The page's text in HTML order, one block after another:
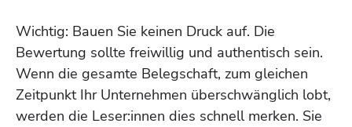
Wichtig: Bauen Sie keinen Druck auf. Die
Bewertung sollte freiwillig und authentisch sein.
Wenn die gesamte Belegschaft, zum gleichen
Zeitpunkt Ihr Unternehmen überschwänglich lobt,
werden die Leser:innen dies schnell merken. Sie